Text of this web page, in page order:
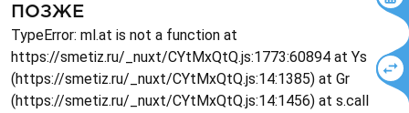
ПОЗЖЕ
TypeError: ml.at is not a function at
https://smetiz.ru/_nuxt/CYtMxQtQ.js:1773:60894 at Ys
(https://smetiz.ru/_nuxt/CYtMxQtQ.js:14:1385) at Gr
(https://smetiz.ru/_nuxt/CYtMxQtQ.js:14:1456) at s.call